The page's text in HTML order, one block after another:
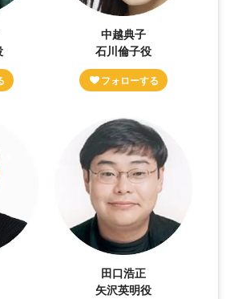
中越典子
石川倫子役
田口浩正
矢沢英明役